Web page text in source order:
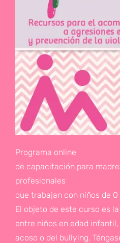
Programa online
de capacitación para
profesionales
que trabajan con niños de 0
El objeto de este curso es
entre niños en edad
acoso o del bullying.